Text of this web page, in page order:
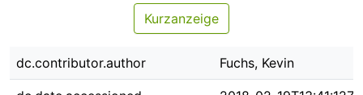
Zurück zur Startseite
Kurzanzeige
dc.contributor.author Fuchs, Kevin